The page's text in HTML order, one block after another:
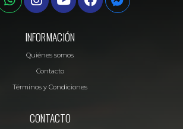
INFORMACIÓN
Quiénes somos
Contacto
Términos y Condiciones
CONTACTO